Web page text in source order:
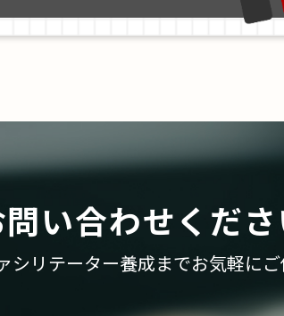
問い合わせくだ
シリテーター養成までお気軽に